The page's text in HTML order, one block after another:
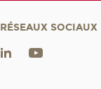
RÉSEAUX SOCIAUX